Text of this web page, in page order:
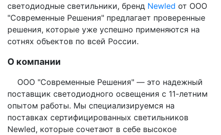
светодиодные светильники, бренд Newled от ООО
"Современные Решения" предлагает проверенные
решения, которые уже успешно применяются на
сотнях объектов по всей России.
О компании
ООО "Современные Решения" — это надежный
поставщик светодиодного освещения с 11-летним
опытом работы. Мы специализируемся на
поставках сертифицированных светильников
Newled, которые сочетают в себе высокое